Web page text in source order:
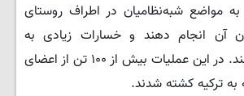
مواضع شبه‌نظامیان در اطراف روستای
آن انجام دهند و خسارات زیادی به
شبه‌نظامیان وارد کنند. در این عملیات بیش از ۱۰۰ تن از اعضای
به ترکیه کشته شدند.